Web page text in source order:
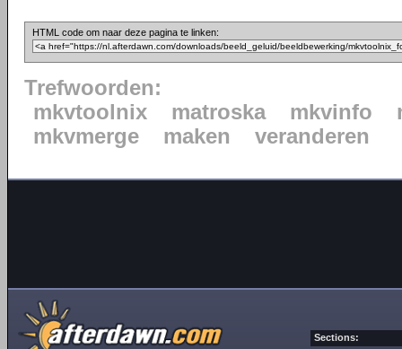
HTML code om naar deze pagina te linken:
Trefwoorden:
mkvtoolnix
matroska mkvinfo
mkvmerge
maken veranderen
Sections: